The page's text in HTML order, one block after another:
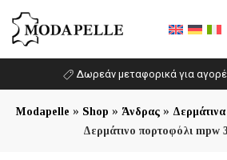
Δωρεάν μεταφορικά για
Modapelle » Shop » Άνδρας »
Δερμάτινο πορτοφόλι mpw